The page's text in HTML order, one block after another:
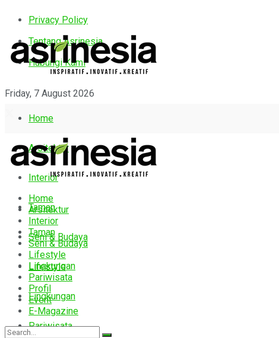
Privacy Policy
Tentang Asrinesia
Hubungi Kami
Friday, 7 August 2026
Home
Arsitektur
Interior
Taman
Seni & Budaya
Lifestyle
Lingkungan
Pariwisata
Home
Arsitektur
Interior
Taman
Seni & Budaya
Lifestyle
Lingkungan
Pariwisata
Profil
Event
E-Magazine